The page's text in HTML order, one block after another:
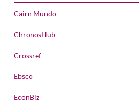
Cairn Mundo
ChronosHub
Crossref
Ebsco
EconBiz